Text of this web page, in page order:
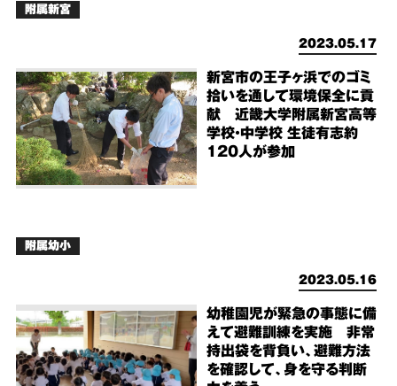
附属新宮
2023.05.17
新宮市の王子ヶ浜でのゴミ
拾いを通して環境保全に貢
献 近畿大学附属新宮高等
学校・中学校 生徒有志約
120人が参加
附属幼小
2023.05.16
幼稚園児が緊急の事態に備
えて避難訓練を実施 非常
持出袋を背負い、避難方法
を確認して、身を守る判断